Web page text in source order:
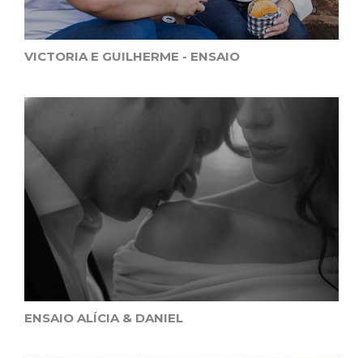
VICTORIA E GUILHERME - ENSAIO
ENSAIO ALÍCIA & DANIEL